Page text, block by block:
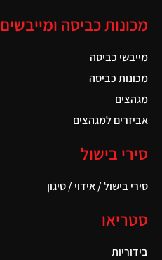
מכונות כביסה ומייבשים
מייבשי כביסה
מכונות כביסה
מגהצים
אביזרים למגהצים
סירי בישול
סירי בישול / אידוי / טיגון
סטריאו
בידוריות